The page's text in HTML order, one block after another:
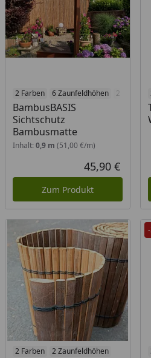
2 Farben 6 Zaunfeldhöhen 2 Breiten
BambusBASIS
Sichtschutz
Bambusmatte
Inhalt: 0,9 m (51,00 €/m)
45,90 €
Zum Produkt
2 Farben 2 Zaunfeldhöhen